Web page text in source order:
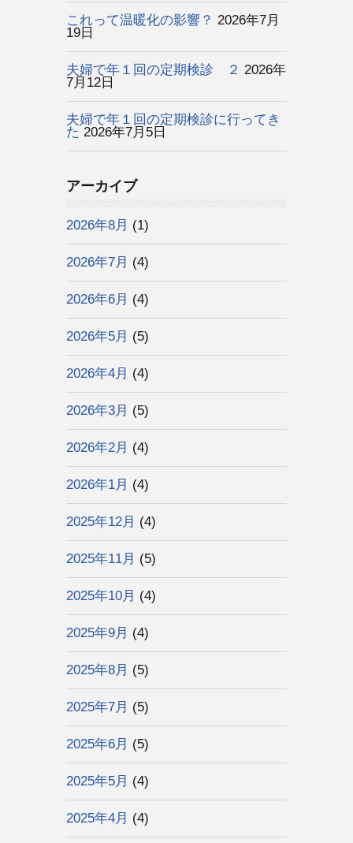
これって温暖化の影響？ 2026年7月
19日
夫婦で年１回の定期検診 ２ 2026年
7月12日
夫婦で年１回の定期検診に行ってき
た 2026年7月5日
アーカイブ
2026年8月 (1)
2026年7月 (4)
2026年6月 (4)
2026年5月 (5)
2026年4月 (4)
2026年3月 (5)
2026年2月 (4)
2026年1月 (4)
2025年12月 (4)
2025年11月 (5)
2025年10月 (4)
2025年9月 (4)
2025年8月 (5)
2025年7月 (5)
2025年6月 (5)
2025年5月 (4)
2025年4月 (4)